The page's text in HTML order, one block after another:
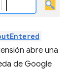
abre una
de Google